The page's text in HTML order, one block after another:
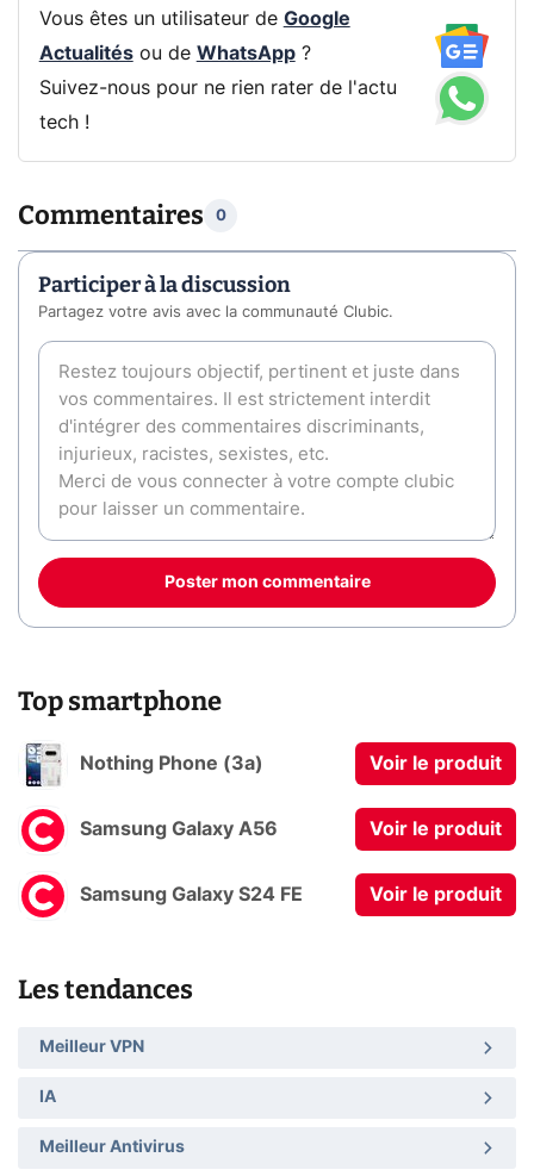
Vous êtes un utilisateur de Google
Actualitésou de WhatsApp?
Suivez-nous pour ne rien rater de l'actu
tech !
Commentaires 0
Participer à la discussion
Partagez votre avis avec la communauté Clubic.
Poster mon commentaire
Top smartphone
Nothing Phone (3a) Voir le produit
Samsung Galaxy A56 Voir le produit
Samsung Galaxy S24 FE Voir le produit
Les tendances
Meilleur VPN
IA
Meilleur Antivirus